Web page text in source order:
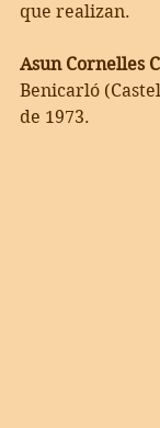
que realizan.
Asun Cornelles
Benicarló
de 1973.